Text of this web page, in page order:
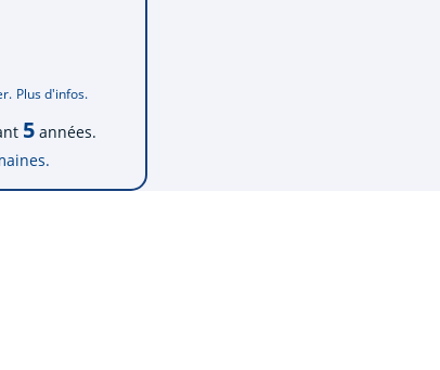
Plus d'infos.
5années.